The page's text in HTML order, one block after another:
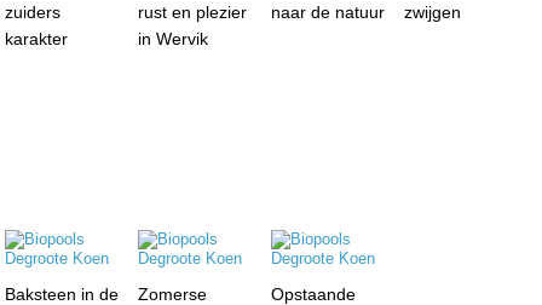
zuiders
karakter
rust en plezier
in Wervik
naar de natuur
zwijgen
Baksteen in de
Zomerse
Opstaande